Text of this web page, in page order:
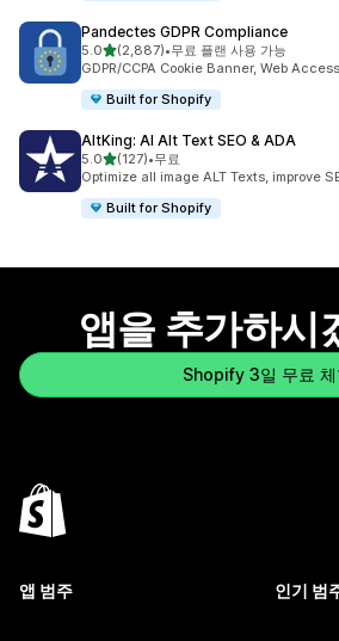
Pandectes GDPR Compliance
5.0별 5개 중
(2,887)
총 리뷰 2887개
•무료 플랜 사용 가능
GDPR/CCPA Cookie Banner, Web
Built for Shopify
AltKing: AI Alt Text SEO & ADA
5.0별 5개 중
(127)
총 리뷰 127개
•무료
Optimize all image ALT Texts, improve
Built for Shopify
앱을 추가하시
Shopify 3일 무료 체
앱 범주 인기 범